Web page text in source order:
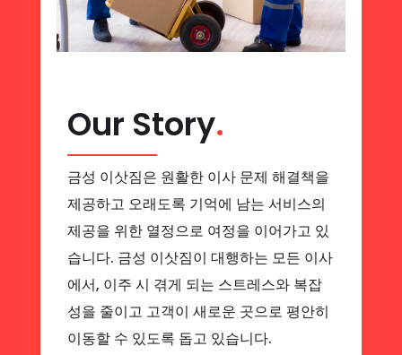
Our Story.
금성 이삿짐은 원활한 이사 문제 해결책을
제공하고 오래도록 기억에 남는 서비스의
제공을 위한 열정으로 여정을 이어가고 있
습니다. 금성 이삿짐이 대행하는 모든 이사
에서, 이주 시 겪게 되는 스트레스와 복잡
성을 줄이고 고객이 새로운 곳으로 평안히
이동할 수 있도록 돕고 있습니다.